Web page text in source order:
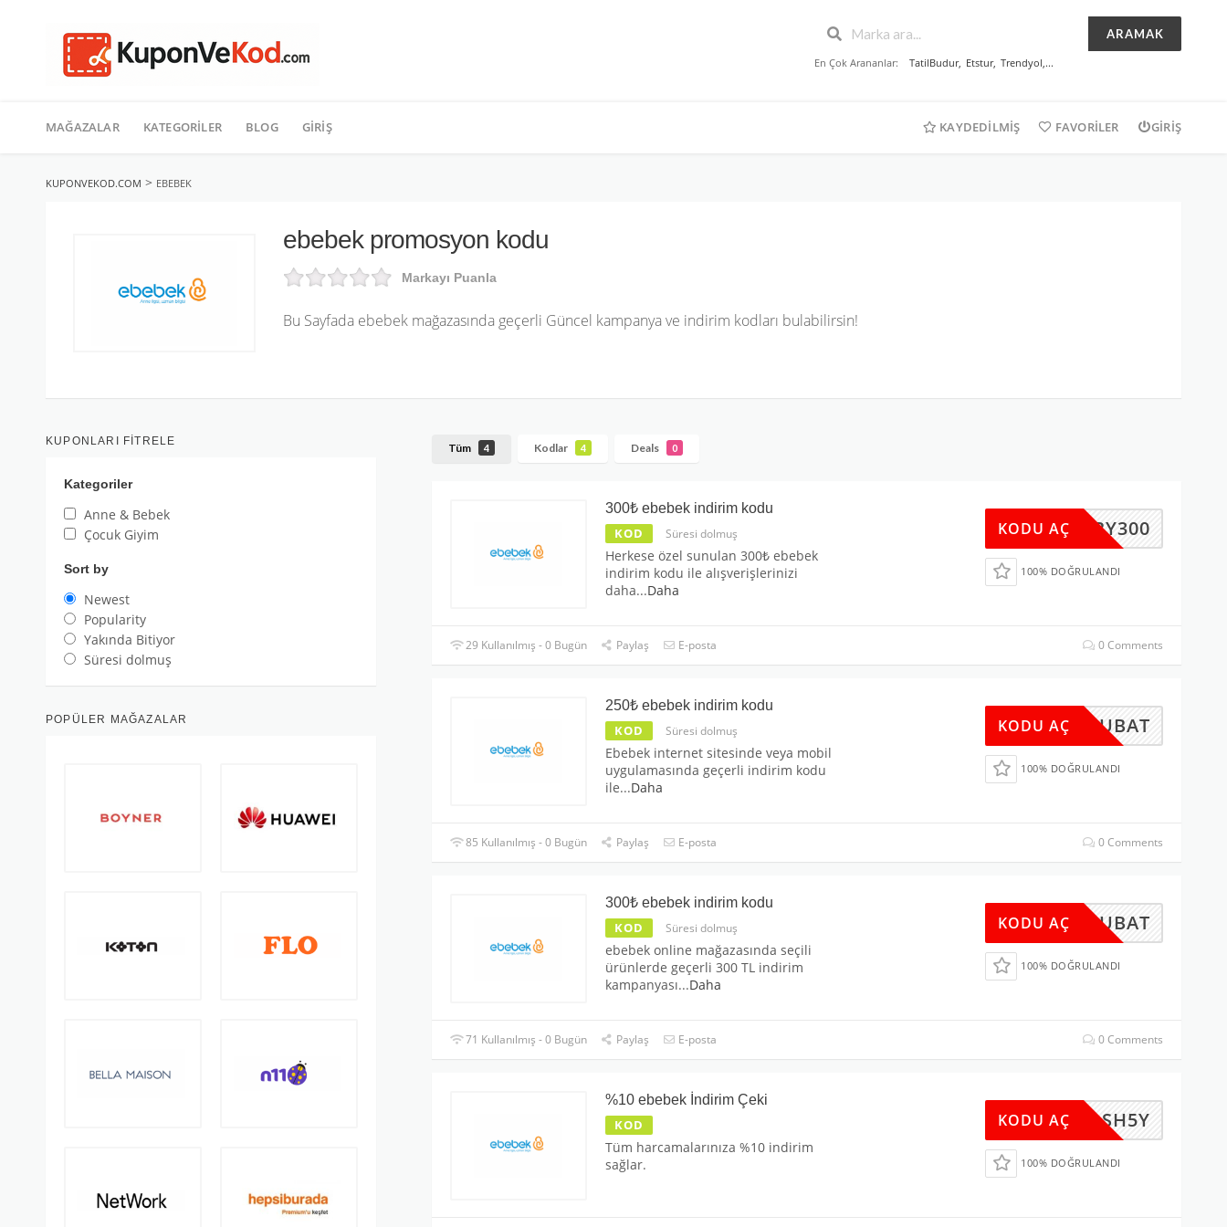
ARAMAK
En Çok Arananlar: TatilBudur, Etstur, Trendyol,...
geç
MAĞAZALAR KATEGORILER BLOG GIRIŞ KAYDEDILMIŞ FAVORILER GIRIŞ
KUPONVEKOD.COM > EBEBEK
ebebek promosyon kodu
Markayı Puanla
Bu Sayfada ebebek mağazasında geçerli Güncel kampanya ve indirim kodları bulabilirsin!
Tüm 4 Kodlar 4 Deals 0
300₺ ebebek indirim kodu
KOD Süresi dolmuş
Herkese özel sunulan 300₺ ebebek
indirim kodu ile alışverişlerinizi
daha...Daha
BABY300
KODU AÇ
100% DOĞRULANDI
29 Kullanılmış - 0 Bugün Paylaş E-posta 0 Comments
250₺ ebebek indirim kodu
KOD Süresi dolmuş
Ebebek internet sitesinde veya mobil
uygulamasında geçerli indirim kodu
ile...Daha
250SUBAT
KODU AÇ
100% DOĞRULANDI
85 Kullanılmış - 0 Bugün Paylaş E-posta 0 Comments
300₺ ebebek indirim kodu
KOD Süresi dolmuş
ebebek online mağazasında seçili
ürünlerde geçerli 300 TL indirim
kampanyası...Daha
300SUBAT
KODU AÇ
100% DOĞRULANDI
71 Kullanılmış - 0 Bugün Paylaş E-posta 0 Comments
%10 ebebek İndirim Çeki
KOD
Tüm harcamalarınıza %10 indirim
sağlar.
WR2-SH5Y
KODU AÇ
100% DOĞRULANDI
KUPONLARI FITRELE
Kategoriler
Anne & Bebek
Çocuk Giyim
Sort by
Newest
Popularity
Yakında Bitiyor
Süresi dolmuş
POPÜLER MAĞAZALAR